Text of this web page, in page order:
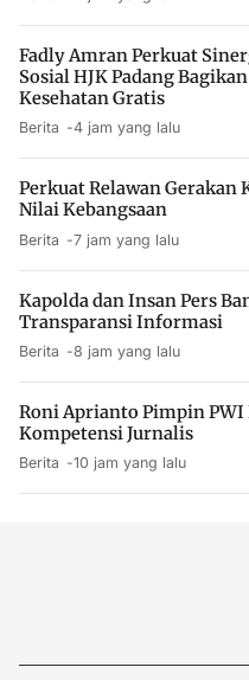
Fadly Amran Perkuat
Sosial HJK Padang
Kesehatan Gratis
Berita 4 jam yang lalu
Perkuat Relawan Gerakan
Nilai Kebangsaan
Berita 7 jam yang lalu
Kapolda dan Insan Pers
Transparansi Informasi
Berita 8 jam yang lalu
Roni Aprianto Pimpin
Kompetensi Jurnalis
Berita 10 jam yang lalu